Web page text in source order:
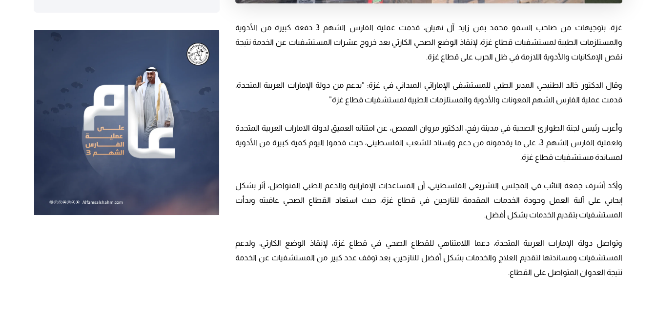
غزة: بتوجيهات من صاحب السمو محمد بمن زايد آل نهيان، قدمت عملية الفارس الشهم 3 دفعة كبيرة من الأدوية
والمستلزمات الطبية لمستشفيات قطاع غزة، لإنقاذ الوضع الصحي الكارثي بعد خروج عشرات المستشفيات عن الخدمة نتيجة
نقص الإمكانيات والأدوية اللازمة في ظل الحرب على قطاع غزة.
وقال الدكتور خالد الطنيجي المدير الطبي للمستشفى الإماراتي الميداني في غزة: “بدعم من دولة الإمارات العربية المتحدة،
قدمت عملية الفارس الشهم المعونات والأدوية والمستلزمات الطبية لمستشفيات قطاع غزة”
وأعرب رئيس لجنة الطوارئ الصحية في مدينة رفح، الدكتور مروان الهمص، عن امتنانه العميق لدولة الامارات العربية المتحدة
ولعملية الفارس الشهم 3، على ما يقدمونه من دعم واسناد للشعب الفلسطيني، حيث قدموا اليوم كمية كبيرة من الأدوية
لمساندة مستشفيات قطاع غزة.
وأكد أشرف جمعة النائب في المجلس التشريعي الفلسطيني، أن المساعدات الإماراتية والدعم الطبي المتواصل، أثر بشكل
إيجابي على آلية العمل وجودة الخدمات المقدمة للنازحين في قطاع غزة، حيث استعاد القطاع الصحي عافيته وبدأت
المستشفيات بتقديم الخدمات بشكل أفضل.
وتواصل دولة الإمارات العربية المتحدة، دعما اللامتناهي للقطاع الصحي في قطاع غزة، لإنقاذ الوضع الكارثي، ولدعم
المستشفيات ومساندتها لتقديم العلاج والخدمات بشكل أفضل للنازحين، بعد توقف عدد كبير من المستشفيات عن الخدمة
نتيجة العدوان المتواصل على القطاع.